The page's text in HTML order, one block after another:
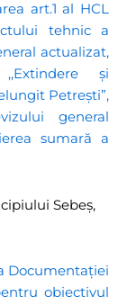
art.1 al HCL
tehnic a
actualizat,
și
Petrești”,
general
sumară a
Sebeș,
Documentației
obiectivul